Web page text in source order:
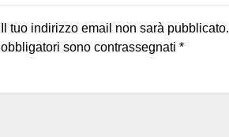
Il tuo indirizzo email non sarà pubblicato.
obbligatori sono contrassegnati *